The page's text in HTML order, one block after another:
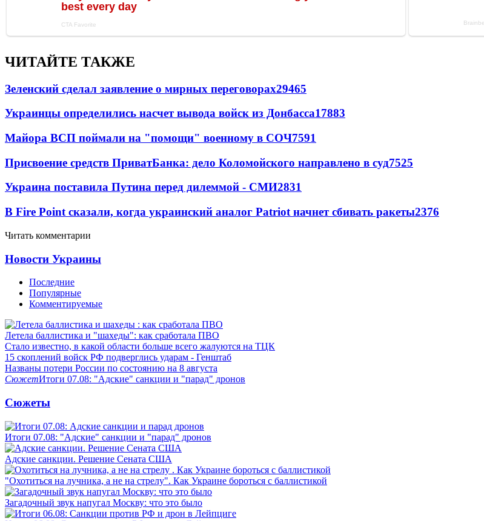
ЧИТАЙТЕ ТАКЖЕ
Зеленский сделал заявление о мирных переговорах29465
Украинцы определились насчет вывода войск из Донбасса17883
Майора ВСП поймали на "помощи" военному в СОЧ7591
Присвоение средств ПриватБанка: дело Коломойского направлено в суд7525
Украина поставила Путина перед дилеммой - СМИ2831
В Fire Point сказали, когда украинский аналог Patriot начнет сбивать ракеты2376
Читать комментарии
Новости Украины
Последние
Популярные
Комментируемые
Летела баллистика и "шахеды": как сработала ПВО
Стало известно, в какой области больше всего жалуются на ТЦК
15 скоплений войск РФ подверглись ударам - Генштаб
Названы потери России по состоянию на 8 августа
СюжетИтоги 07.08: "Адские" санкции и "парад" дронов
Сюжеты
Итоги 07.08: "Адские" санкции и "парад" дронов
Адские санкции. Решение Сената США
"Охотиться на лучника, а не на стрелу". Как Украине бороться с баллистикой
Загадочный звук напугал Москву: что это было